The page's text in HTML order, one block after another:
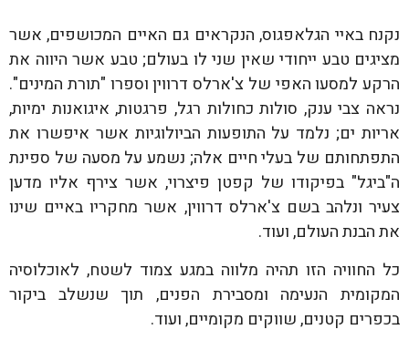
נקנח באיי הגלאפגוס, הנקראים גם האיים המכושפים, אשר
מציגים טבע ייחודי שאין שני לו בעולם; טבע אשר היווה את
הרקע למסעו האפי של צ'ארלס דרווין וספרו "תורת המינים".
נראה צבי ענק, סולות כחולות רגל, פרגטות, איגואנות ימיות,
אריות ים; נלמד על התופעות הביולוגיות אשר איפשרו את
התפתחותם של בעלי חיים אלה; נשמע על מסעה של ספינת
ה"ביגל" בפיקודו של קפטן פיצרוי, אשר צירף אליו מדען
צעיר ונלהב בשם צ'ארלס דרווין, אשר מחקריו באיים שינו
את הבנת העולם, ועוד.
כל החוויה הזו תהיה מלווה במגע צמוד לשטח, לאוכלוסיה
המקומית הנעימה ומסבירת הפנים, תוך שנשלב ביקור
בכפרים קטנים, שווקים מקומיים, ועוד.